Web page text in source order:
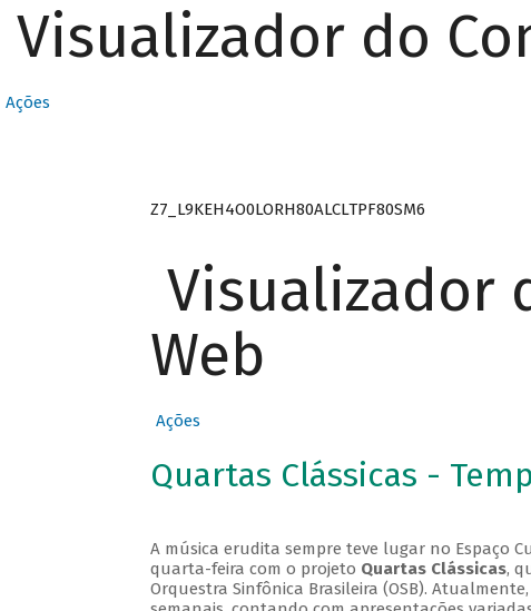
Visualizador do
Ações
Z7_L9KEH4O0LORH80ALCLTPF80SM6
Visualizador
Web
Ações
Quartas Clássicas -
A música erudita sempre teve lugar no Espaço
quarta-feira com o projeto Quartas Clássicas,
Orquestra Sinfônica Brasileira (OSB).